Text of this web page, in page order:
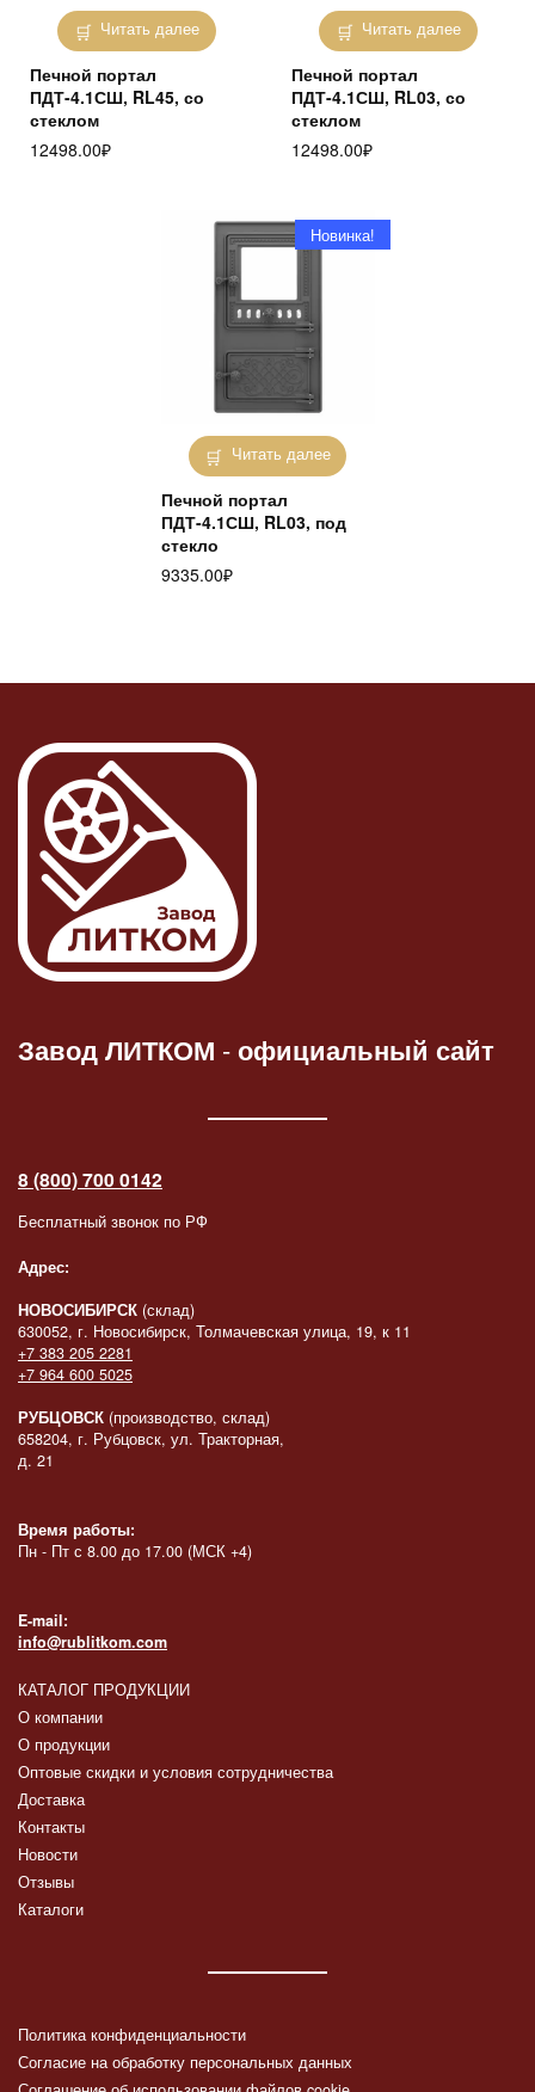
Читать далее
Печной портал
ПДТ-4.1СШ, RL45, со
стеклом
12498.00₽
Читать далее
Печной портал
ПДТ-4.1СШ, RL03, со
стеклом
12498.00₽
Читать далее
Новинка!
Печной портал
ПДТ-4.1СШ, RL03, под
стекло
9335.00₽
Завод ЛИТКОМ -официальный сайт
8 (800) 700 0142
Бесплатный звонок по РФ
Адрес:
НОВОСИБИРСК (склад)
630052, г. Новосибирск, Толмачевская улица, 19, к 11
+7 383 205 2281
+7 964 600 5025
РУБЦОВСК (производство, склад)
658204, г. Рубцовск, ул. Тракторная,
д. 21
Время работы:
Пн - Пт с 8.00 до 17.00 (МСК +4)
E-mail:
info@rublitkom.com
КАТАЛОГ ПРОДУКЦИИ
О компании
О продукции
Оптовые скидки и условия сотрудничества
Доставка
Контакты
Новости
Отзывы
Каталоги
Политика конфиденциальности
Согласие на обработку персональных данных